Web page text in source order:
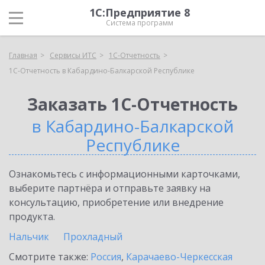
1С:Предприятие 8
Система программ
Главная Сервисы ИТС
1С-Отчетность
1С-Отчетность в Кабардино-Балкарской Республике
Заказать 1С-Отчетность
в Кабардино-Балкарской
Республике
Ознакомьтесь с информационными карточками,
выберите партнёра и отправьте заявку на
консультацию, приобретение или внедрение
продукта.
Нальчик
Прохладный
Смотрите также: Россия, Карачаево-Черкесская